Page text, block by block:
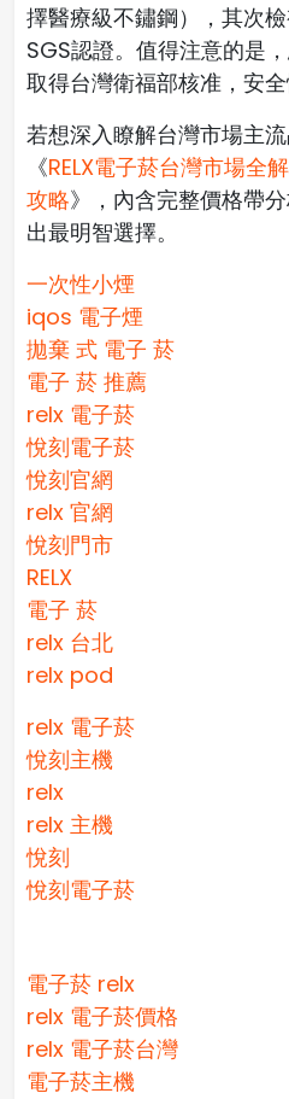
擇醫療級不鏽鋼），其次
SGS認證。值得注意的是
取得台灣衛福部核准，安全
若想深入瞭解台灣市場主
《RELX電子菸台灣市場全
攻略》，內含完整價格帶
出最明智選擇。
一次性小煙
iqos 電子煙​
拋棄 式 電子 菸​
電子 菸 推薦
relx 電子菸
悅刻電子菸
悅刻官網
relx 官網
悅刻門市
RELX
電子 菸
relx 台北
relx pod
relx 電子菸
悅刻主機
relx
relx 主機
悅刻
悅刻電子菸
電子菸 relx
relx 電子菸價格
relx 電子菸台灣
電子菸主機